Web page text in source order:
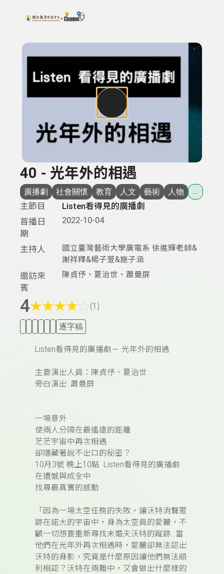
上方功能區塊
搜尋關鍵字：可輸入節目名稱、主持人或關鍵字
40 - 光年外的相遇
廣播劇 社會關懷 教育 人文 藝術 人物
主節目
Listen看得見的廣播劇
首播日
期
2022-10-04
主持人
國立臺灣藝術大學廣電系 徐進輝老師&
謝祥釋&楊子萱&施子涵
邀訪來
賓
陳貞伃、夏治世、蕭曼屏
4★★★★ (1)
逐字稿
Listen看得見的廣播劇－ 光年外的相遇
主要演出人員：陳貞伃、夏治世
旁白演出: 蕭曼屏
一場意外
使兩人分隔在最遙遠的距離
茫茫宇宙中再次相遇
卻隱藏著說不出口的秘密？
10月3號 晚上10點 Listen看得見的廣播劇
在遺憾與成全中
找尋最真實的感動
「因為一場太空任務的失敗，讓沃特消聲匿
跡在諾大的宇宙中，身為太空員的愛麗，不
顧一切想要重新尋找未婚夫沃特的蹤跡…當
他們在光年外再次相遇時，愛麗卻無法認出
沃特的身影，究竟是什麼原因讓他們無法順
利相認？沃特在兩難中，又會做出什麼樣的